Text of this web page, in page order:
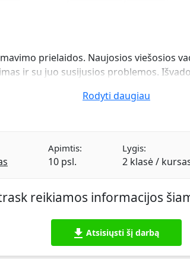
prielaidos. Naujosios viešosios
ir su juo susijusios problemos.
Rodyti daugiau
Apimtis:
10 psl.
Lygis:
2 klasė /
reikiamos informacijos
Atsisiųsti šį darbą